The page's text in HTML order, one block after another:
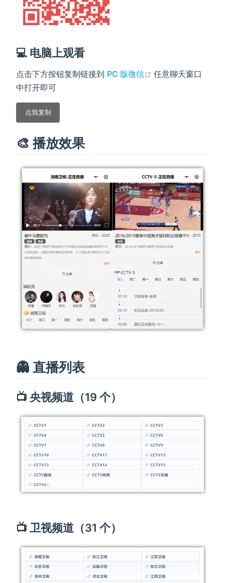
💻 电脑上观看
点击下方按钮复制链接到 PC 版微信 (opens new
任意聊天窗口
中打开即可
点我复制
🎨 播放效果
👻 直播列表
📺 央视频道（19 个）
📺 卫视频道（31 个）